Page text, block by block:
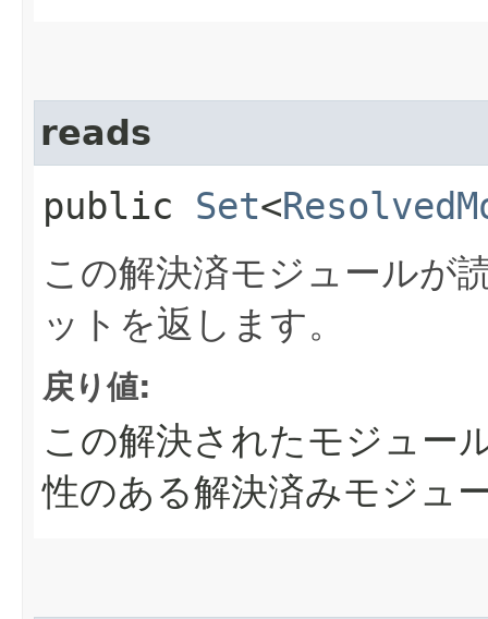
reads
public Set<
この解決済モジュールが
ットを返します。
戻り値:
この解決されたモジュー
性のある解決済みモジュ